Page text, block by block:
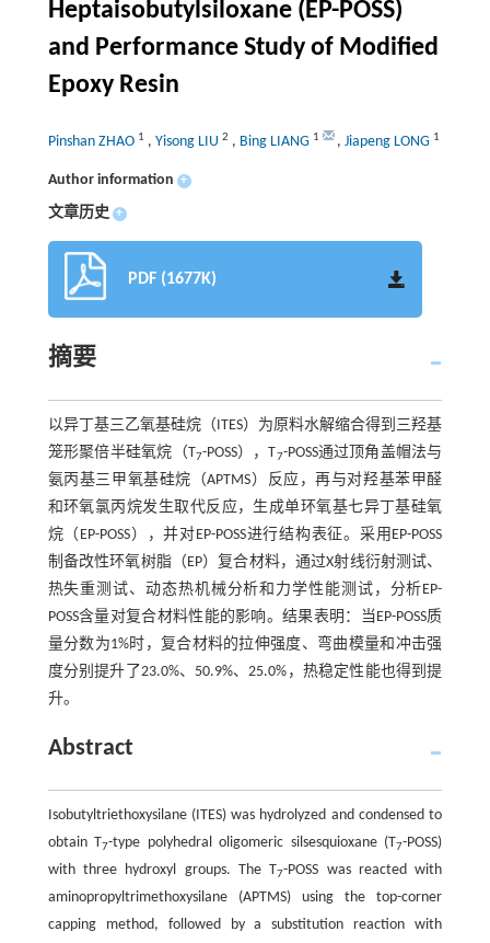
Heptaisobutylsiloxane (EP-POSS)
and Performance Study of Modified
Epoxy Resin
Pinshan ZHAO 1 , Yisong LIU 2 , Bing LIANG 1 , Jiapeng LONG 1
Author information +
文章历史 +
PDF (1677K)
摘要
以异丁基三乙氧基硅烷（ITES）为原料水解缩合得到三羟基
笼形聚倍半硅氧烷（T7-POSS），T7-POSS通过顶角盖帽法与
氨丙基三甲氧基硅烷（APTMS）反应，再与对羟基苯甲醛
和环氧氯丙烷发生取代反应，生成单环氧基七异丁基硅氧
烷（EP-POSS），并对EP-POSS进行结构表征。采用EP-POSS
制备改性环氧树脂（EP）复合材料，通过X射线衍射测试、
热失重测试、动态热机械分析和力学性能测试，分析EP-
POSS含量对复合材料性能的影响。结果表明：当EP-POSS质
量分数为1%时，复合材料的拉伸强度、弯曲模量和冲击强
度分别提升了23.0%、50.9%、25.0%，热稳定性能也得到提
升。
Abstract
Isobutyltriethoxysilane (ITES) was hydrolyzed and condensed to
obtain T7-type polyhedral oligomeric silsesquioxane (T7-POSS)
with three hydroxyl groups. The T7-POSS was reacted with
aminopropyltrimethoxysilane (APTMS) using the top-corner
capping method, followed by a substitution reaction with